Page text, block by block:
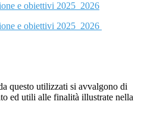
e obiettivi 2025_2026
e obiettivi 2025_2026
questo utilizzati si avvalgono di
ed utili alle finalità illustrate nella